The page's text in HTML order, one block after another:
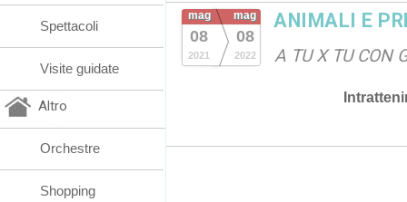
mag
08
2021
mag
08
2022
ANIMALI E
A TU X TU CON
Spettacoli
Visite guidate
Altro
Orchestre
Shopping